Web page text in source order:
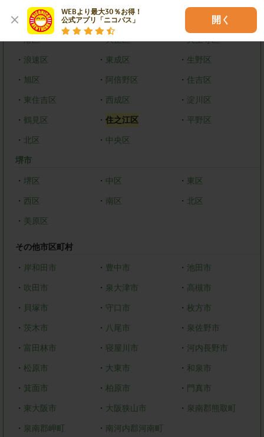
WEBより最大30％お得！
公式アプリ「ニコパス」
開く
・ 都島区 ・福島区
・港区 ・大正区 ・天王寺区
・ 浪速区 ・ 東成区 ・ 生野区
・ 旭区 ・ 阿倍野区 ・ 住吉区
・ 東住吉区 ・ 西成区 ・ 淀川区
・ 鶴見区 ・ 住之江区 ・平野区
・ 北区 ・ 中央区
堺市
・ 堺区 ・ 中区 ・ 東区
・ 西区 ・ 南区 ・ 北区
・ 美原区
その他市区町村
・ 岸和田市 ・ 豊中市 ・ 池田市
・ 吹田市 ・ 泉大津市 ・ 高槻市
・ 貝塚市 ・ 守口市 ・枚方市
・ 茨木市 ・ 八尾市 ・ 泉佐野市
・ 富田林市 ・ 寝屋川市 ・ 河内長野市
・ 松原市 ・ 大東市 ・ 和泉市
・ 箕面市 ・ 柏原市 ・ 門真市
・ 東大阪市 ・ 大阪狭山市 ・ 泉南郡熊取町
・ 泉南郡岬町 ・ 南河内郡河南町